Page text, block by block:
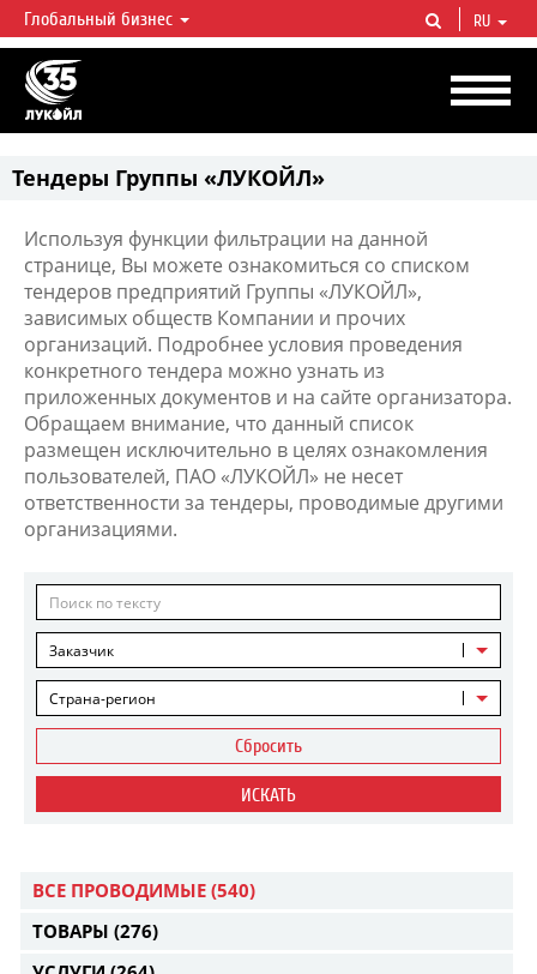
ЛУКОЙЛ СЕГОДНЯ
ЛУКОЙЛ — одна из крупнейших вертикально интегрированных
нефтегазовых компаний в мире, на долю которой приходится более 2%
мировой добычи нефти и около 1% доказанных запасов углеводородов.
Глобальный бизнес RU
Тендеры Группы «ЛУКОЙЛ»
Используя функции фильтрации на данной
странице, Вы можете ознакомиться со списком
тендеров предприятий Группы «ЛУКОЙЛ»,
зависимых обществ Компании и прочих
организаций. Подробнее условия проведения
конкретного тендера можно узнать из
приложенных документов и на сайте организатора.
Обращаем внимание, что данный список
размещен исключительно в целях ознакомления
пользователей, ПАО «ЛУКОЙЛ» не несет
ответственности за тендеры, проводимые другими
организациями.
Заказчик
Страна-регион
Сбросить
ИСКАТЬ
ВСЕ ПРОВОДИМЫЕ (540)
ТОВАРЫ (276)